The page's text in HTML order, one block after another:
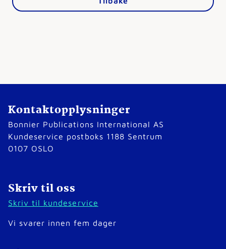
Kontaktopplysninger
Bonnier Publications International AS
Kundeservice postboks 1188 Sentrum
0107 OSLO
Skriv til oss
Skriv til kundeservice
Vi svarer innen fem dager